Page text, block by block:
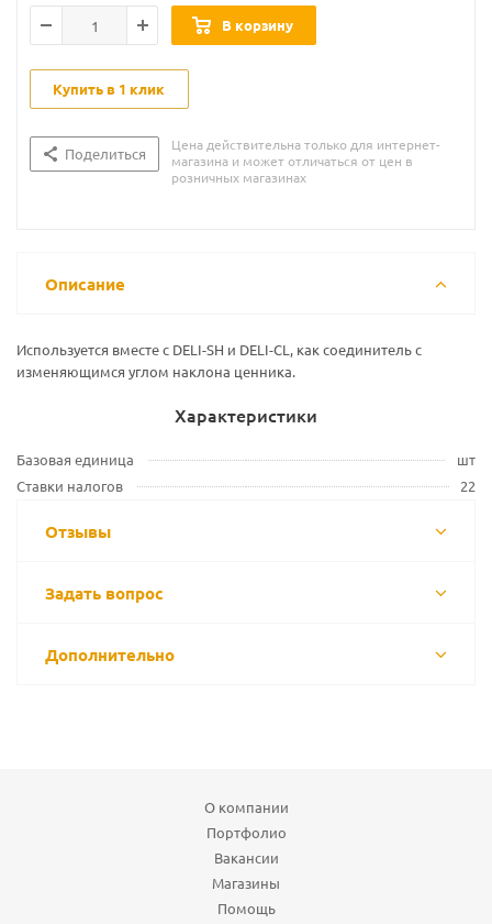
В корзину
Купить в 1 клик
Поделиться
Цена действительна только для интернет-
магазина и может отличаться от цен в
розничных магазинах
Описание
Используется вместе с DELI-SH и DELI-CL, как соединитель с
изменяющимся углом наклона ценника.
Характеристики
Базовая единица
шт
Ставки налогов
22
Отзывы
Задать вопрос
Дополнительно
О компании
Портфолио
Вакансии
Магазины
Помощь